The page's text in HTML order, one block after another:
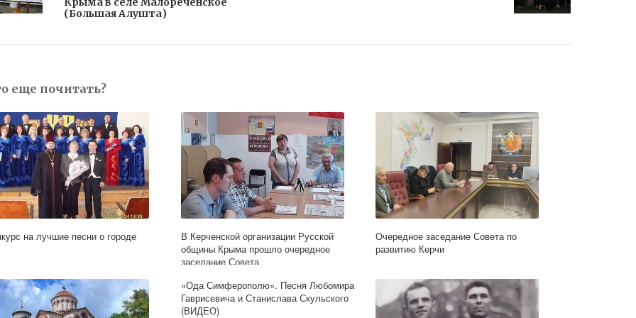
(Большая Алушта)
еще почитать?
на лучшие песни о городе
В Керченской организации Русской
общины Крыма прошло очередное
заседание Совета
Очередное заседание Совета по
развитию Керчи
«Ода Симферополю». Песня Любомира
Гаврисевича и Станислава Скульского
(ВИДЕО)